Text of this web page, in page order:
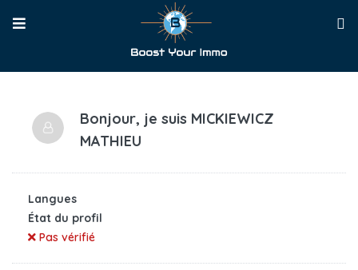
Bonjour, je suis MICKIEWICZ
MATHIEU
Langues
État du profil
Pas vérifié